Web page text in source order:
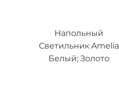
Напольный
Светильник Amelia
Белый; Золото